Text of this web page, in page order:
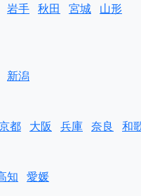
岩手 秋田 宮城 山形
新潟
都 大阪 兵庫 奈良 和
知 愛媛